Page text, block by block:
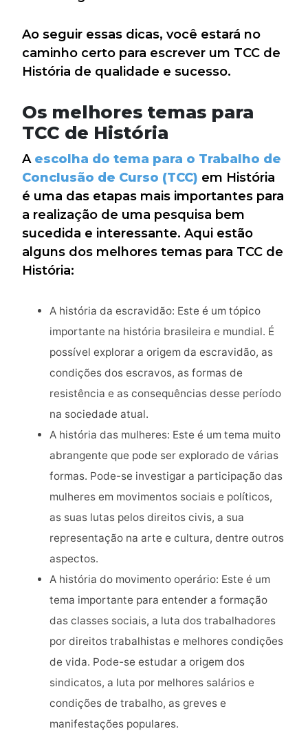
Ao seguir essas dicas, você estará no
caminho certo para escrever um TCC de
História de qualidade e sucesso.
Os melhores temas para
TCC de História
A escolha do tema para o Trabalho de
Conclusão de Curso (TCC) em História
é uma das etapas mais importantes para
a realização de uma pesquisa bem
sucedida e interessante. Aqui estão
alguns dos melhores temas para TCC de
História:
A história da escravidão: Este é um tópico
importante na história brasileira e mundial. É
possível explorar a origem da escravidão, as
condições dos escravos, as formas de
resistência e as consequências desse período
na sociedade atual.
A história das mulheres: Este é um tema muito
abrangente que pode ser explorado de várias
formas. Pode-se investigar a participação das
mulheres em movimentos sociais e políticos,
as suas lutas pelos direitos civis, a sua
representação na arte e cultura, dentre outros
aspectos.
A história do movimento operário: Este é um
tema importante para entender a formação
das classes sociais, a luta dos trabalhadores
por direitos trabalhistas e melhores condições
de vida. Pode-se estudar a origem dos
sindicatos, a luta por melhores salários e
condições de trabalho, as greves e
manifestações populares.